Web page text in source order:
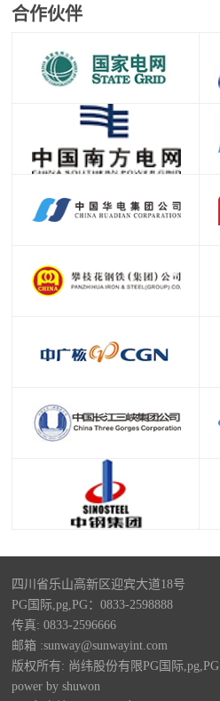
合作伙伴
四川省乐山高新区迎宾大道18号
PG国际,pg,PG：0833-2598888
传真: 0833-2596666
邮箱 :sunway@sunwayint.com
版权所有: 尚纬股份有限PG国际,pg,PG
power by shuwon